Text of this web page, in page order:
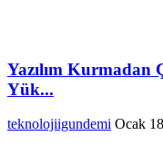
Yazılım Kurmadan
Yük...
teknolojiigundemi Ocak